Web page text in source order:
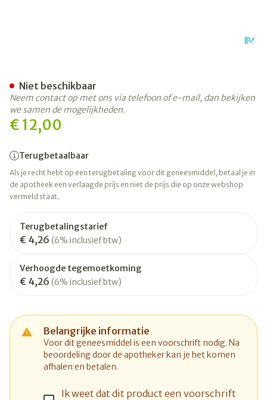
€ 12,00
Terugbetaalbaar
Als je recht hebt op een terugbetaling voor dit geneesmiddel, betaal je in
de apotheek een verlaagde prijs en niet de prijs die op onze webshop
vermeld staat.
Terugbetalingstarief
€ 4,26 (6% inclusief btw)
Verhoogde tegemoetkoming
€ 4,26 (6% inclusief btw)
Belangrijke informatie
Voor dit geneesmiddel is een voorschrift nodig. Na
beoordeling door de apotheker kan je het komen
afhalen en betalen.
Ik weet dat dit product een voorschrift
Niet beschikbaar
Neem contact op met ons via telefoon of e-mail, dan bekijken
we samen de mogelijkheden.